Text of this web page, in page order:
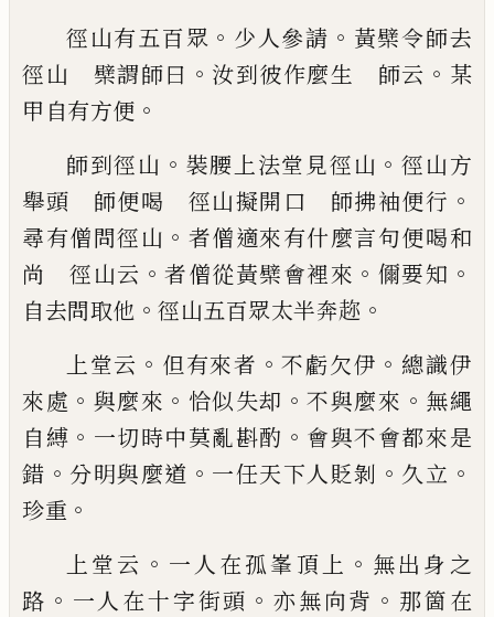
徑山有五百眾 。 少人參請 。 黃檗令師去
徑山 檗謂師曰 。 汝到彼作麼生 師云 。 某
甲自有方便 。
師到徑山 。 裝腰上法堂見徑山 。徑山方
舉頭 師便喝 徑山擬開口 師拂袖便行 。
尋有僧問徑山 。 者僧適來有什麼言句便喝和
尚 徑山云 。者僧從黃檗會裡來 。 儞要知 。
自去問取他 。 徑山五百眾太半奔趂 。
上堂云 。 但有來者 。不虧欠伊 。 總識伊
來處 。 與麼來 。 恰似失却 。不與麼來 。 無繩
自縛 。 一切時中莫亂斟酌 。 會與不會都來是
錯 。 分明與麼道 。 一任天下人貶剝 。 久立 。
珍重 。
上堂云 。 一人在孤峯頂上 。 無出身之
路 。 一人在十字街頭 。 亦無向背 。 那箇在